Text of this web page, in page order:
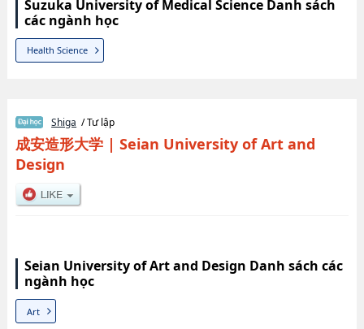
Suzuka University of Medical Science Danh sách
các ngành học
Health Science
Shiga / Tư lập
成安造形大学| Seian University of Art and
Design
Seian University of Art and Design Danh sách các
ngành học
Art